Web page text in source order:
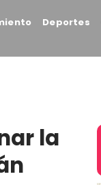
Deportes
la